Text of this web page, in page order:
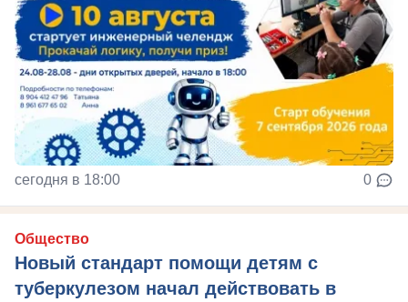
сегодня в 18:00 0
Общество
Новый стандарт помощи детям с
туберкулезом начал действовать в